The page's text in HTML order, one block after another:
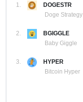
1.
DOGESTR
Doge Strategy
2.
BGIGGLE
Baby Giggle
3.
HYPER
Bitcoin Hyper